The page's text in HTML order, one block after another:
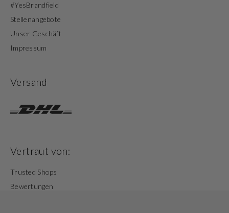
#YesBrandfield
Stellenangebote
Unser Geschäft
Impressum
Versand
Vertraut von:
Trusted Shops
Bewertungen